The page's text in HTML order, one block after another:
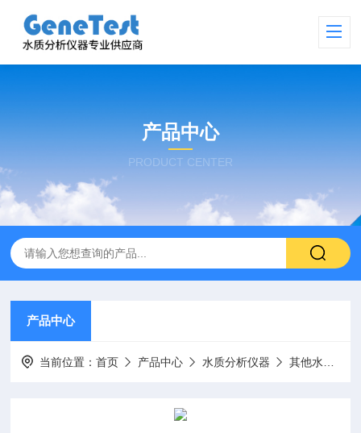
产品中心
PRODUCT CENTER
产品中心
当前位置：首页 产品中心 水质分析仪器 其他水质分析仪及配件